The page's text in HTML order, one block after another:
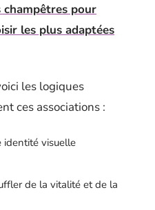
champêtres pour
les plus adaptées
les logiques
ces associations :
identité visuelle
de la vitalité et de la